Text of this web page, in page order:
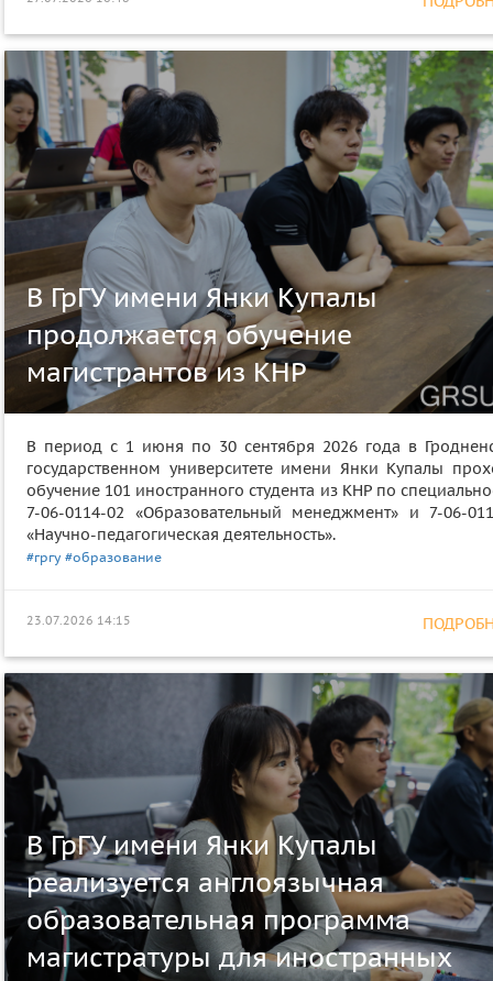
В ГрГУ имени Янки Купалы
продолжается обучение
магистрантов из КНР
В период с 1 июня по 30 сентября 2026 года в
государственном университете имени Янки Купалы
обучение 101 иностранного студента из КНР по
7-06-0114-02 «Образовательный менеджмент» и 7-06-
«Научно-педагогическая деятельность».
#гргу #образование
23.07.2026 14:15
В ГрГУ имени Янки Купалы
реализуется англоязычная
образовательная программа
магистратуры для иностранных